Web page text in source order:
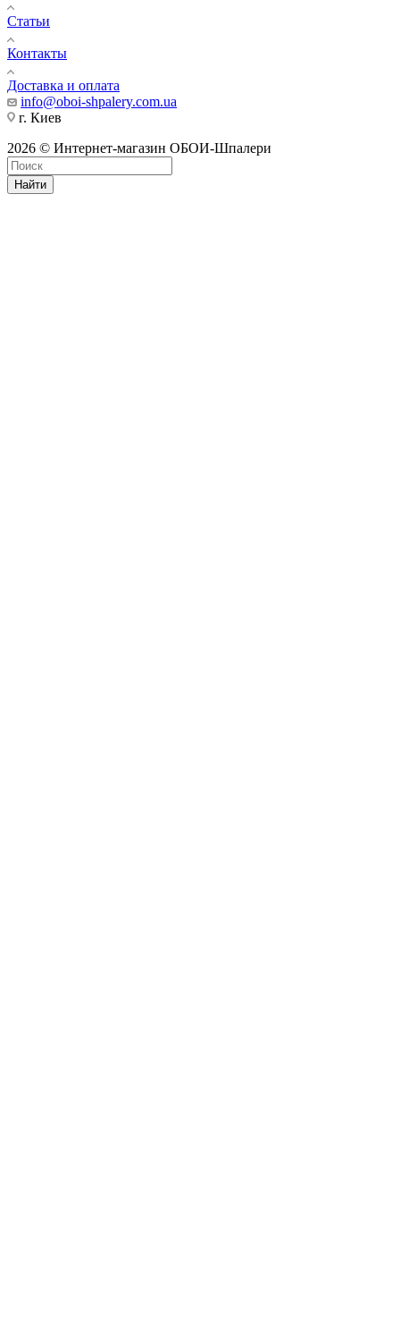
Статьи
Контакты
Доставка и оплата
info@oboi-shpalery.com.ua
г. Киев
2026 © Интернет-магазин ОБОИ-Шпалери
Найти